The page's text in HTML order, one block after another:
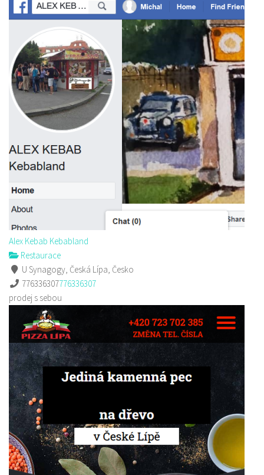
Alex Kebab Kebabland
Restaurace
U Synagogy, Česká Lípa, Česko
776336307776336307
prodej s sebou